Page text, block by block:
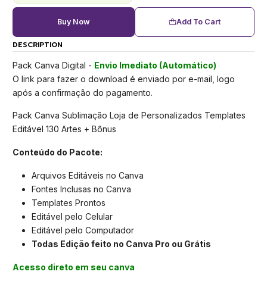
Add To Cart
Buy Now
DESCRIPTION
Pack Canva Digital - Envio Imediato (Automático)
O link para fazer o download é enviado por e-mail, logo
após a confirmação do pagamento.
Pack Canva Sublimação Loja de Personalizados Templates
Editável 130 Artes + Bônus
Conteúdo do Pacote:
Arquivos Editáveis no Canva
Fontes Inclusas no Canva
Templates Prontos
Editável pelo Celular
Editável pelo Computador
Todas Edição feito no Canva Pro ou Grátis
Acesso direto em seu canva